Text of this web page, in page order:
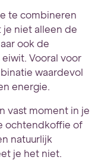
te combineren
je niet alleen de
ook de
Vooral voor
waardevol
energie.
vast moment in je
ochtendkoffie of
natuurlijk
je het niet.